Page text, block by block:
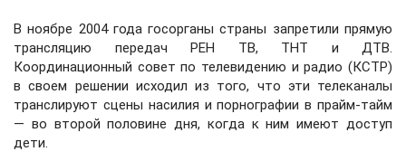
В ноябре 2004 года госорганы страны запретили прямую
трансляцию передач РЕН ТВ, ТНТ и ДТВ.
Координационный совет по телевидению и радио (КСТР)
в своем решении исходил из того, что эти телеканалы
транслируют сцены насилия и порнографии в прайм-тайм
— во второй половине дня, когда к ним имеют доступ
дети.